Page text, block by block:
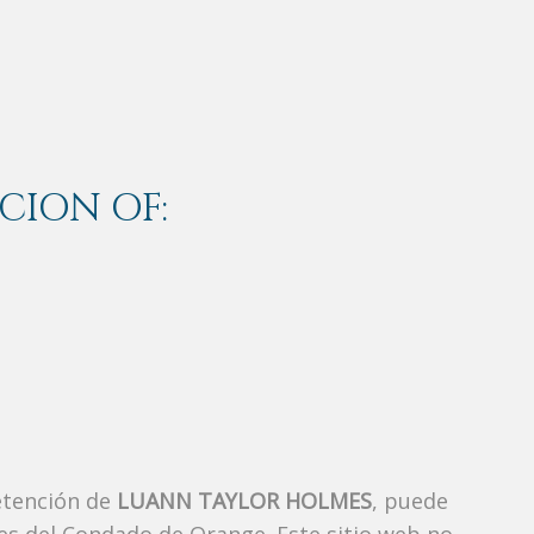
OF:
de LUANN TAYLOR HOLMES, puede